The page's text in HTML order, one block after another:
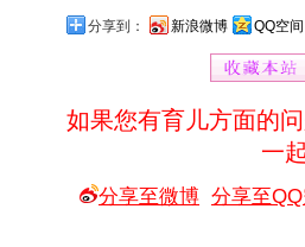
分享到： 新浪微博 QQ空间
如果您有育儿方面的
一
分享至微博 分享至